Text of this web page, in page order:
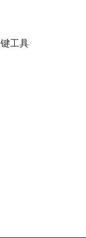
工具